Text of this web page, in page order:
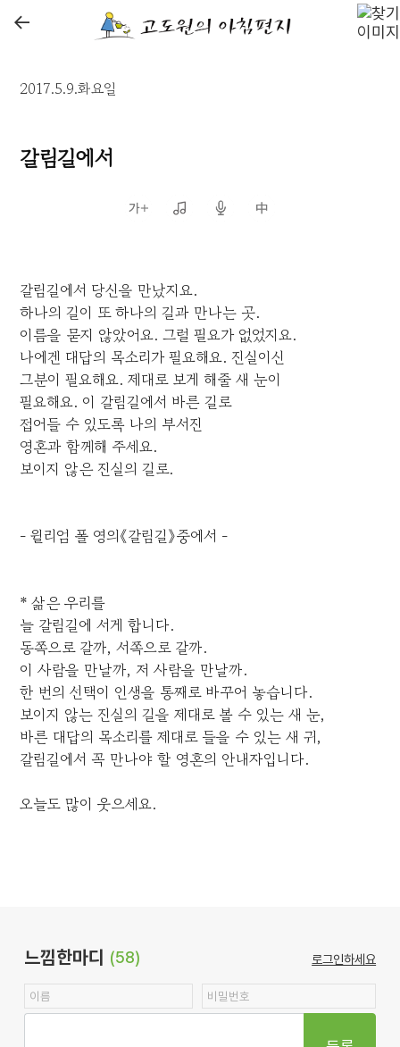
←
2017.5.9.화요일
갈림길에서
갈림길에서 당신을 만났지요.
하나의 길이 또 하나의 길과 만나는 곳.
이름을 묻지 않았어요. 그럴 필요가 없었지요.
나에겐 대답의 목소리가 필요해요. 진실이신
그분이 필요해요. 제대로 보게 해줄 새 눈이
필요해요. 이 갈림길에서 바른 길로
접어들 수 있도록 나의 부서진
영혼과 함께해 주세요.
보이지 않은 진실의 길로.
- 윌리엄 폴 영의《갈림길》중에서 -
* 삶은 우리를
늘 갈림길에 서게 합니다.
동쪽으로 갈까, 서쪽으로 갈까.
이 사람을 만날까, 저 사람을 만날까.
한 번의 선택이 인생을 통째로 바꾸어 놓습니다.
보이지 않는 진실의 길을 제대로 볼 수 있는 새 눈,
바른 대답의 목소리를 제대로 들을 수 있는 새 귀,
갈림길에서 꼭 만나야 할 영혼의 안내자입니다.
오늘도 많이 웃으세요.
느낌한마디 (58) 로그인하세요